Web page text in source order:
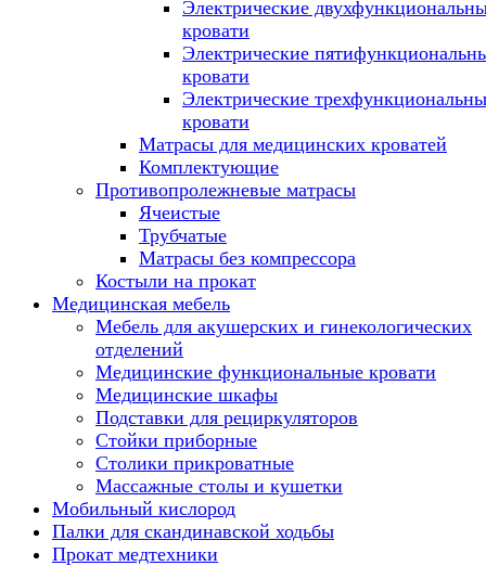
Электрические
кровати
Электрические
кровати
Электрические
кровати
Матрасы для медицинских кроватей
Комплектующие
Противопролежневые матрасы
Ячеистые
Трубчатые
Матрасы без компрессора
Костыли на прокат
Медицинская мебель
Мебель для акушерских и гинекологических
отделений
Медицинские функциональные кровати
Медицинские шкафы
Подставки для рециркуляторов
Стойки приборные
Столики прикроватные
Массажные столы и кушетки
Мобильный кислород
Палки для скандинавской ходьбы
Прокат медтехники